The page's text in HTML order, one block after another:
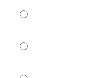
◯
◯